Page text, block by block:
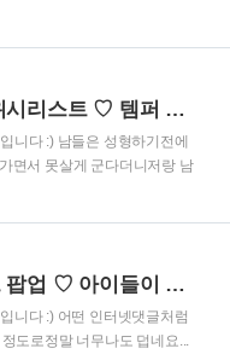
아볼 수 없는 남표니가눈앞
싼 생과일쥬스가 먹고 싶다
같은건 안먹고수박으로 할거
키우는 기분2) 수박 西瓜 xī
쯜 남편만 맛있다고 느낀 이
<일상 중국어> 꿈의 위시리스트 ♡ 템퍼 컨투어 매트리스!
니다 :) 남들은 성형하기전에
면서 못살게 군다더니저랑 남
매장을 몇번째 찾아가는건지
말없이 따라다녀요ㅋㅋㅋ
템퍼 매트리스는컨투어, 클
데왼쪽부터 누웠을때 몸의 빈
차이가 약해져요^^남들은 대
<일상 중국어> 봉주르 팝업 ♡ 아이들이 좋아해요 >,<
니다 :) 어떤 인터넷댓글처럼
도로정말 너무나도 덥네요...